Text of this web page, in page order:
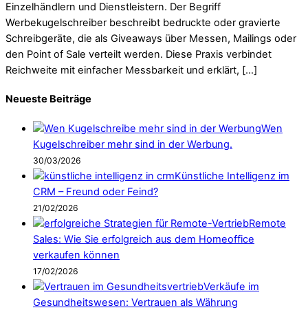
Einzelhändlern und Dienstleistern. Der Begriff
Werbekugelschreiber beschreibt bedruckte oder gravierte
Schreibgeräte, die als Giveaways über Messen, Mailings oder
den Point of Sale verteilt werden. Diese Praxis verbindet
Reichweite mit einfacher Messbarkeit und erklärt, […]
Neueste Beiträge
Wen
Kugelschreiber mehr sind in der Werbung.
30/03/2026
Künstliche Intelligenz im
CRM – Freund oder Feind?
21/02/2026
Remote
Sales: Wie Sie erfolgreich aus dem Homeoffice
verkaufen können
17/02/2026
Verkäufe im
Gesundheitswesen: Vertrauen als Währung